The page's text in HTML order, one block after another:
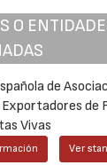
O
de
de
Vivas
Ver